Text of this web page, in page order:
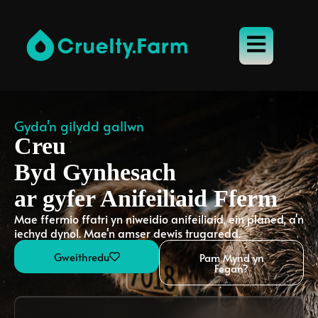
Gyda'n gilydd gallwn
Creu
Byd Gynhesach
ar gyfer Anifeiliaid Fferm
Mae ffermio ffatri yn niweidio anifeiliaid, ein planed, a'n
iechyd dynol. Mae'n amser dewis trugaredd.
Gweithredu Pam Mynd yn
Fegan?